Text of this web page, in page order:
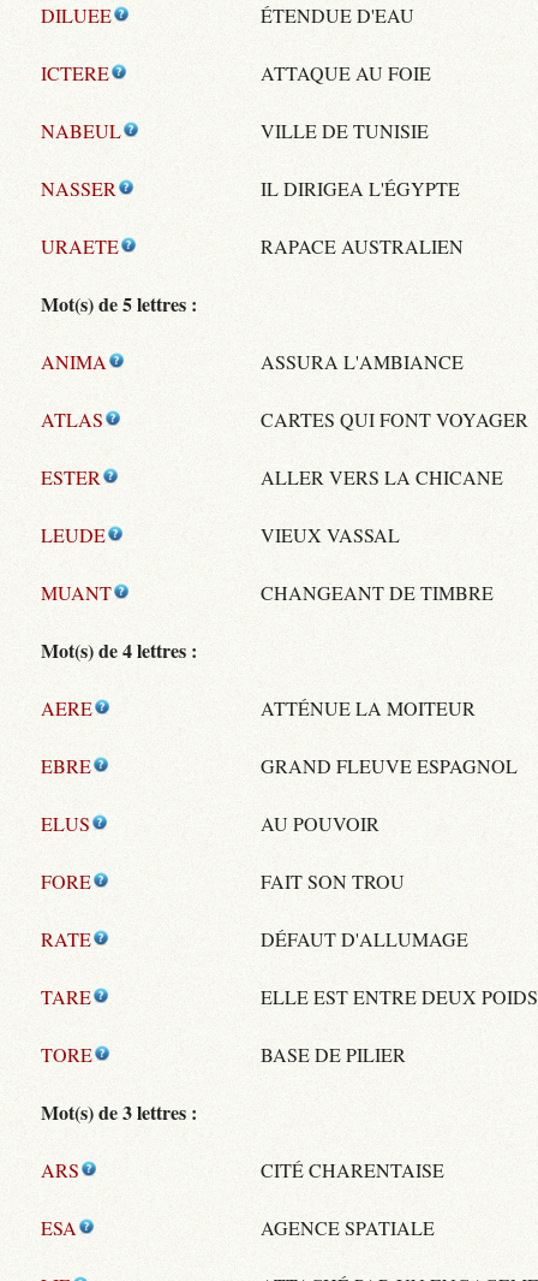
DILUEE ÉTENDUE D'EAU
ICTERE ATTAQUE AU FOIE
NABEUL VILLE DE TUNISIE
NASSER IL DIRIGEA L'ÉGYPTE
URAETE RAPACE AUSTRALIEN
Mot(s) de 5 lettres :
ANIMA ASSURA L'AMBIANCE
ATLAS CARTES QUI FONT VOYAGER
ESTER ALLER VERS LA CHICANE
LEUDE VIEUX VASSAL
MUANT CHANGEANT DE TIMBRE
Mot(s) de 4 lettres :
AERE ATTÉNUE LA MOITEUR
EBRE GRAND FLEUVE ESPAGNOL
ELUS AU POUVOIR
FORE FAIT SON TROU
RATE DÉFAUT D'ALLUMAGE
TARE ELLE EST ENTRE DEUX POIDS
TORE BASE DE PILIER
Mot(s) de 3 lettres :
ARS CITÉ CHARENTAISE
ESA AGENCE SPATIALE